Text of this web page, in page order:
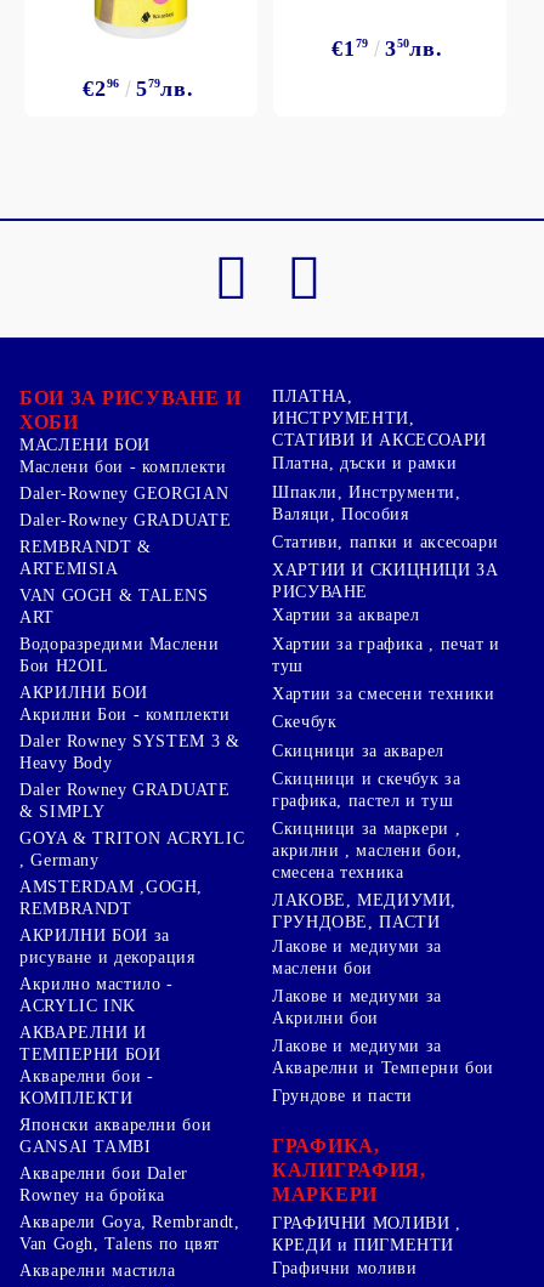
€296 579лв.
€1 79 350лв.
БОИ ЗА РИСУВАНЕ И
ХОБИ
МАСЛЕНИ БОИ
Маслени бои - комплекти
Daler-Rowney GEORGIAN
Daler-Rowney GRADUATE
REMBRANDT &
ARTEMISIA
VAN GOGH & TALENS
ART
Водоразредими Маслени
Бои H2OIL
АКРИЛНИ БОИ
Акрилни Бои - комплекти
Daler Rowney SYSTEM 3 &
Heavy Body
Daler Rowney GRADUATE
& SIMPLY
GOYA & TRITON АCRYLIC
, Germany
AMSTERDAM ,GOGH,
REMBRANDT
АКРИЛНИ БОИ за
рисуване и декорация
Акрилно мастило -
ACRYLIC INK
АКВАРЕЛНИ И
ТЕМПЕРНИ БОИ
Акварелни бои -
КОМПЛЕКТИ
Японски акварелни бои
GANSAI TAMBI
Акварелни бои Daler
Rowney на бройка
Акварели Goya, Rembrandt,
Van Gogh, Talens по цвят
Акварелни мастила
ПЛАТНА,
ИНСТРУМЕНТИ,
СТАТИВИ И АКСЕСОАРИ
Платна, дъски и рамки
Шпакли, Инструменти,
Валяци, Пособия
Стативи, папки и аксесоари
ХАРТИИ И СКИЦНИЦИ ЗА
РИСУВАНЕ
Хартии за акварел
Хартии за графика , печат и
туш
Хартии за смесени техники
Скечбук
Скицници за акварел
Скицници и скечбук за
графика, пастел и туш
Скицници за маркери ,
акрилни , маслени бои,
смесена техника
ЛАКОВЕ, МЕДИУМИ,
ГРУНДОВЕ, ПАСТИ
Лакове и медиуми за
маслени бои
Лакове и медиуми за
Акрилни бои
Лакове и медиуми за
Акварелни и Темперни бои
Грундове и пасти
ГРАФИКА,
КАЛИГРАФИЯ,
МАРКЕРИ
ГРАФИЧНИ МОЛИВИ ,
КРЕДИ и ПИГМЕНТИ
Графични моливи